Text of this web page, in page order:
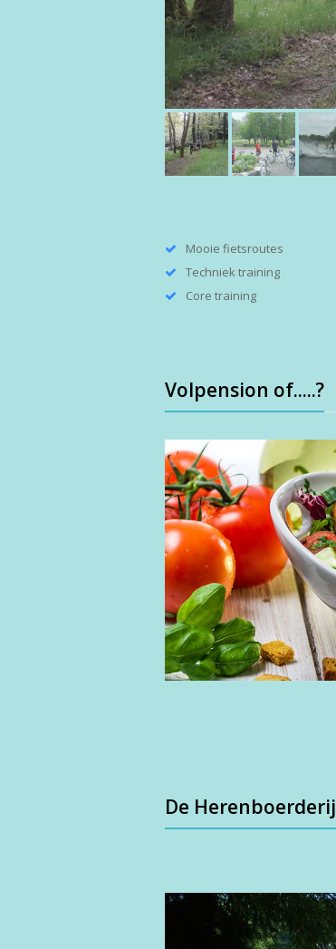
Mooie fietsroutes
Techniek training
Core training
Volpension of.....?
De Herenboerderij